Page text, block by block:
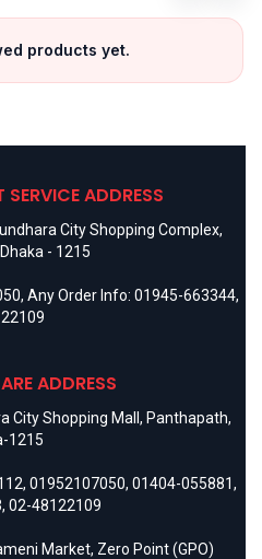
products yet.
ADDRESS
City Shopping Complex,
- 1215
, Any Order Info: 01945-663344,
ADDRESS
City Shopping Mall, Panthapath,
1215
, 01952107050, 01404-055881,
, 02-48122109
Market, Zero Point (GPO)